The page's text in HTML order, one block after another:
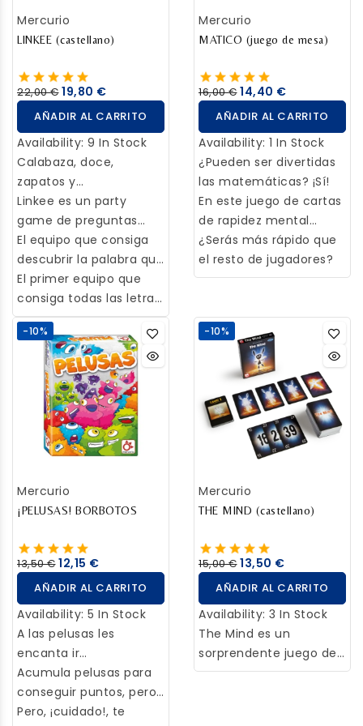
modos de juego y
nuevas cartas de reto,
Mercurio
LINKEE (castellano)
22,00 € 19,80 €
AÑADIR AL CARRITO
Availability: 9 In Stock
Calabaza, doce,
zapatos y
hermanastra... ¿Qué
une a estas cuatro
palabras?
Linkee es un party
game de preguntas
muy premiado por su
ingenioso mecanismo:
hay que responder 4
preguntas diferentes,
de cultura popular, y
sus respuestas tendrán
algo en común que hay
que descubrir, ¡el Linkee!
El equipo que consiga
descubrir la palabra que
enlaza esas 4
respuestas, conseguirá
una letra.
El primer equipo que
consiga todas las letras
de LINKEE, ¡ha ganado!
Sencillo.
Mercurio
MATICO (juego de mesa)
16,00 € 14,40 €
AÑADIR AL CARRITO
Availability: 1 In Stock
¿Pueden ser divertidas
las matemáticas? ¡Sí!
En este juego de cartas
de rapidez mental
deberás ser el primero
en resolver el problema
matemático uniendo
símbolo del mismo
color. Pero ¡cuidado!,
solo podrás decir una
respuesta.
¿Serás más rápido que
el resto de jugadores?
-10%
Mercurio
¡PELUSAS! BORBOTOS
13,50 € 12,15 €
AÑADIR AL CARRITO
Availability: 5 In Stock
A las pelusas les
encanta ir
acumulándose, pero
cualquier corriente de
aire puede hacer que
Acumula pelusas para
conseguir puntos, pero
no cojas demasiadas o
Pero, ¡cuidado!, te
-10%
Mercurio
THE MIND (castellano)
15,00 € 13,50 €
AÑADIR AL CARRITO
Availability: 3 In Stock
The Mind es un
sorprendente juego de
cartas que es más que